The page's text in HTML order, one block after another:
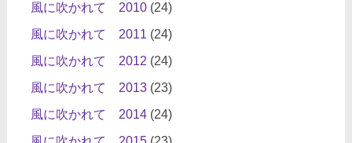
風に吹かれて 2010(24)
風に吹かれて 2011 (24)
風に吹かれて 2012 (24)
風に吹かれて 2013(23)
風に吹かれて 2014(24)